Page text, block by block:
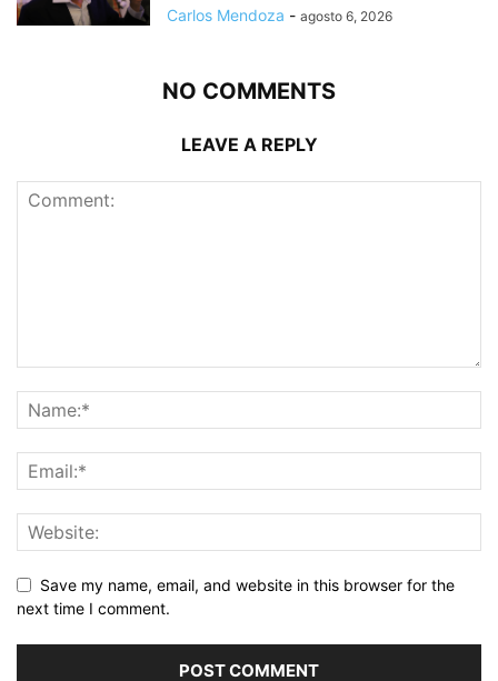
Carlos Mendoza - agosto 6, 2026
NO COMMENTS
LEAVE A REPLY
Save my name, email, and website in this browser for the
next time I comment.